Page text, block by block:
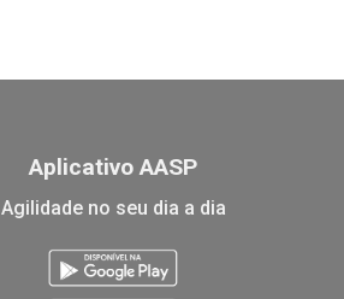
Aplicativo AASP
Agilidade no seu dia a dia